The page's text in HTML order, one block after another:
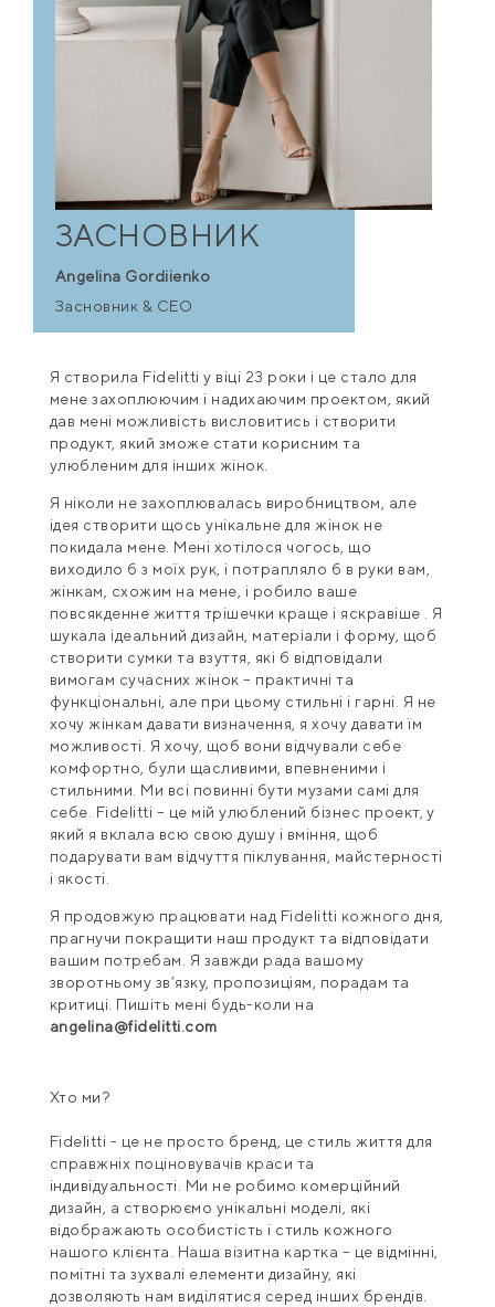
ЗАСНОВНИК
Angelina Gordiienko
Засновник & CEO
Я створила Fidelitti у віці 23 роки і це стало для
мене захоплюючим і надихаючим проектом, який
дав мені можливість висловитись і створити
продукт, який зможе стати корисним та
улюбленим для інших жінок.
Я ніколи не захоплювалась виробництвом, але
ідея створити щось унікальне для жінок не
покидала мене. Мені хотілося чогось, що
виходило б з моїх рук, і потрапляло б в руки вам,
жінкам, схожим на мене, і робило ваше
повсякденне життя трішечки краще і яскравіше . Я
шукала ідеальний дизайн, матеріали і форму, щоб
створити сумки та взуття, які б відповідали
вимогам сучасних жінок – практичні та
функціональні, але при цьому стильні і гарні. Я не
хочу жінкам давати визначення, я хочу давати їм
можливості. Я хочу, щоб вони відчували себе
комфортно, були щасливими, впевненими і
стильними. Ми всі повинні бути музами самі для
себе. Fidelitti – це мій улюблений бізнес проект, у
який я вклала всю свою душу і вміння, щоб
подарувати вам відчуття піклування, майстерності
і якості.
Я продовжую працювати над Fidelitti кожного дня,
прагнучи покращити наш продукт та відповідати
вашим потребам. Я завжди рада вашому
зворотньому зв’язку, пропозиціям, порадам та
критиці. Пишіть мені будь-коли на
angelina@fidelitti.com
Хто ми?
Fidelitti - це не просто бренд, це стиль життя для
справжніх поціновувачів краси та
індивідуальності. Ми не робимо комерційний
дизайн, а створюємо унікальні моделі, які
відображають особистість і стиль кожного
нашого клієнта. Наша візитна картка – це відмінні,
помітні та зухвалі елементи дизайну, які
дозволяють нам виділятися серед інших брендів.